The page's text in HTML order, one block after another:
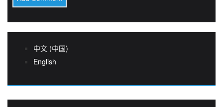
中文 (中国)
English